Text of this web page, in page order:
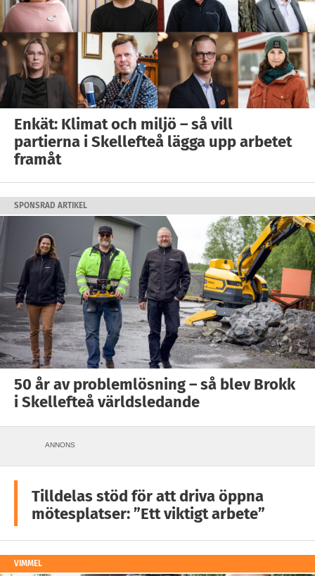
Enkät: Klimat och miljö – så vill
partierna i Skellefteå lägga upp arbetet
framåt
SPONSRAD ARTIKEL
50 år av problemlösning – så blev Brokk
i Skellefteå världsledande
ANNONS
Tilldelas stöd för att driva öppna
mötesplatser: ”Ett viktigt arbete”
VIMMEL